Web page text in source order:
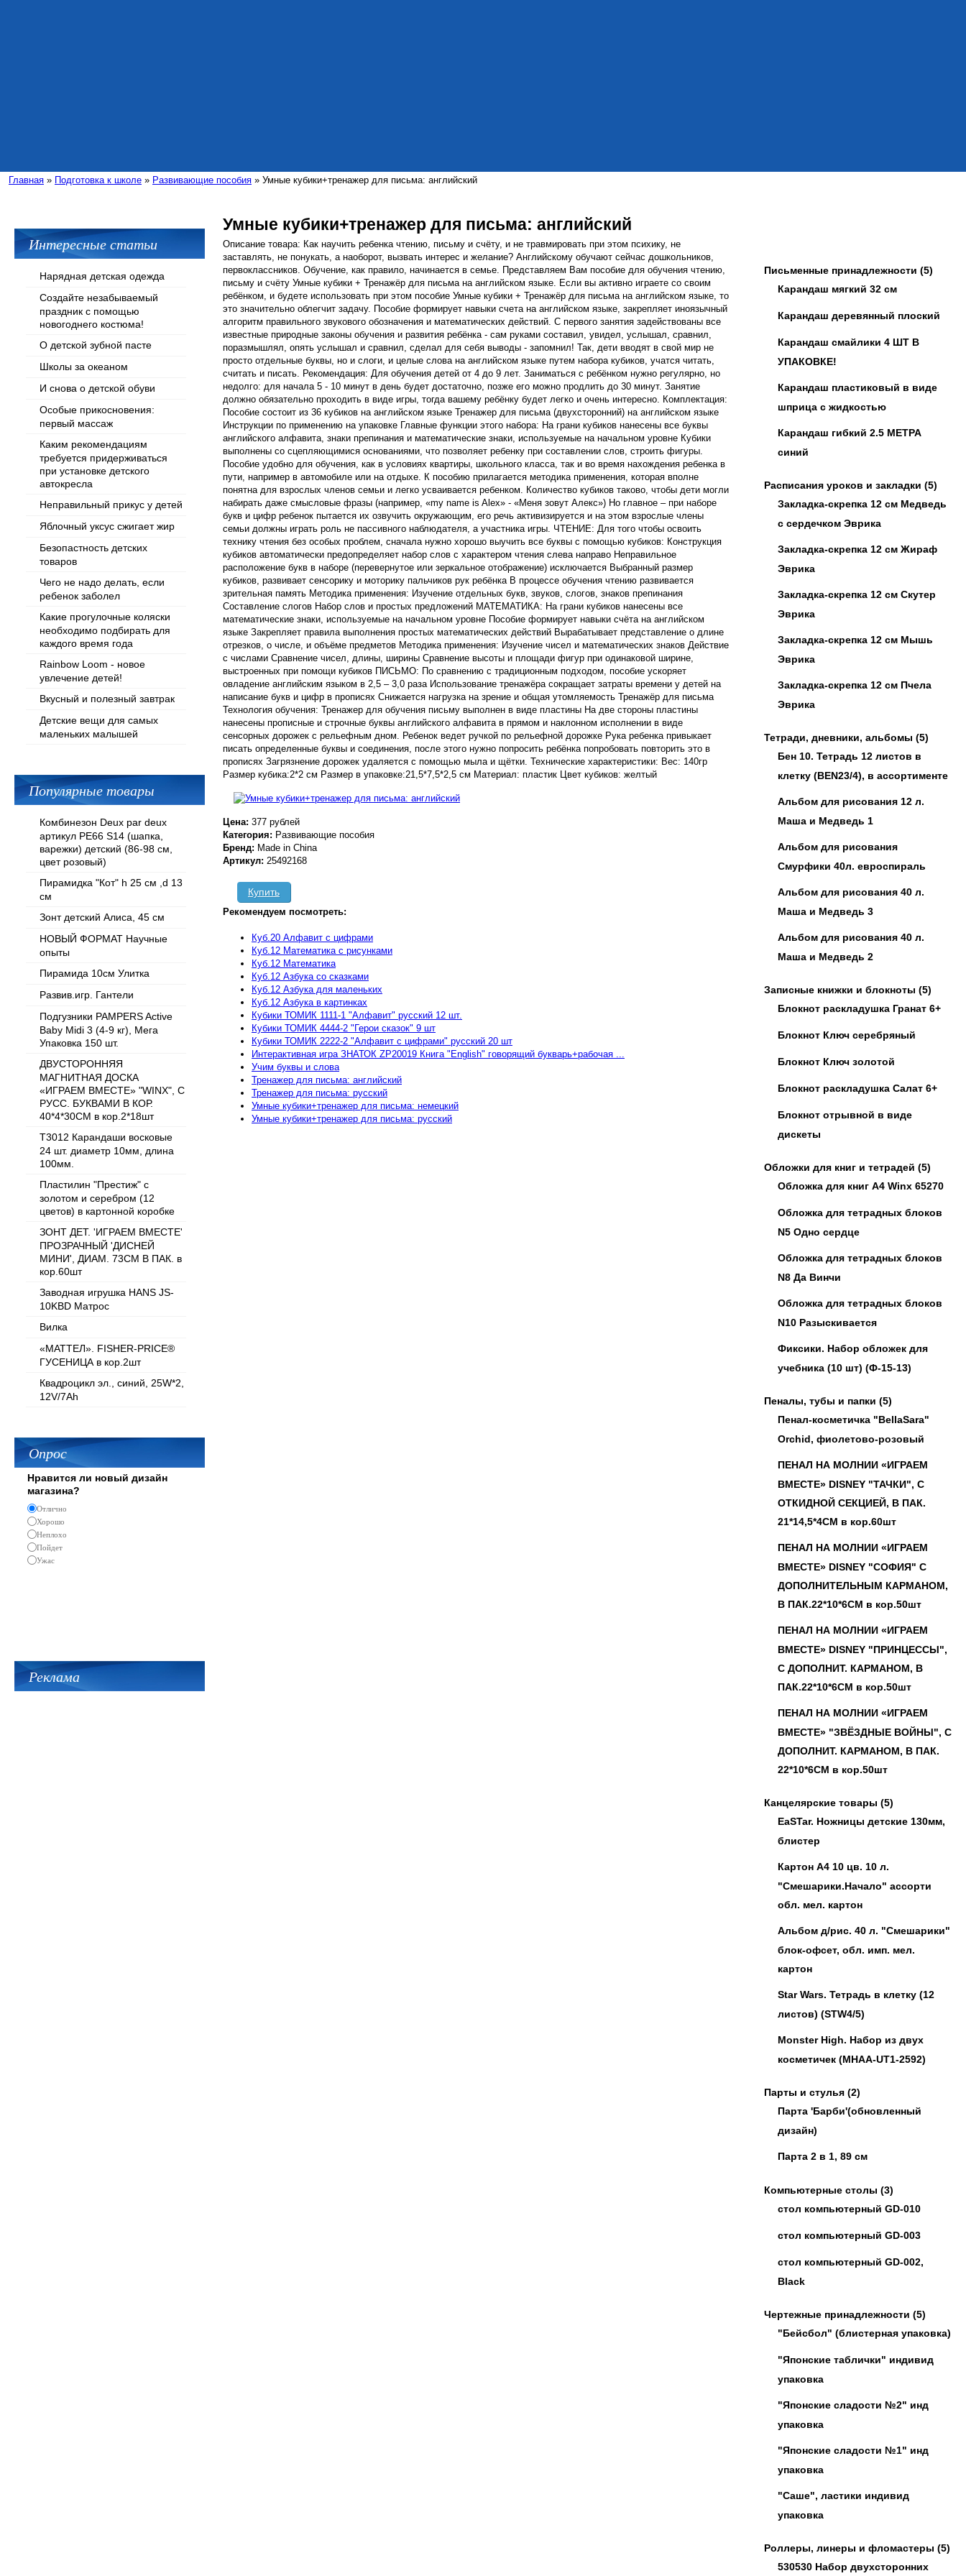
Главная » Подготовка к школе » Развивающие пособия » Умные кубики+тренажер для письма: английский
Письменные принадлежности (5)
Карандаш мягкий 32 см
Карандаш деревянный плоский
Карандаш смайлики 4 ШТ В
УПАКОВКЕ!
Карандаш пластиковый в виде
шприца с жидкостью
Карандаш гибкий 2.5 МЕТРА
синий
Расписания уроков и закладки (5)
Закладка-скрепка 12 см Медведь
с сердечком Эврика
Закладка-скрепка 12 см Жираф
Эврика
Закладка-скрепка 12 см Скутер
Эврика
Закладка-скрепка 12 см Мышь
Эврика
Закладка-скрепка 12 см Пчела
Эврика
Тетради, дневники, альбомы (5)
Бен 10. Тетрадь 12 листов в
клетку (BEN23/4), в ассортименте
Альбом для рисования 12 л.
Маша и Медведь 1
Альбом для рисования
Смурфики 40л. евроспираль
Альбом для рисования 40 л.
Маша и Медведь 3
Альбом для рисования 40 л.
Маша и Медведь 2
Записные книжки и блокноты (5)
Блокнот раскладушка Гранат 6+
Блокнот Ключ серебряный
Блокнот Ключ золотой
Блокнот раскладушка Салат 6+
Блокнот отрывной в виде
дискеты
Обложки для книг и тетрадей (5)
Обложка для книг А4 Winx 65270
Обложка для тетрадных блоков
N5 Одно сердце
Обложка для тетрадных блоков
N8 Да Винчи
Обложка для тетрадных блоков
N10 Разыскивается
Фиксики. Набор обложек для
учебника (10 шт) (Ф-15-13)
Пеналы, тубы и папки (5)
Пенал-косметичка "BellaSara"
Orchid, фиолетово-розовый
ПЕНАЛ НА МОЛНИИ «ИГРАЕМ
ВМЕСТЕ» DISNEY "ТАЧКИ", С
ОТКИДНОЙ СЕКЦИЕЙ, В ПАК.
21*14,5*4СМ в кор.60шт
ПЕНАЛ НА МОЛНИИ «ИГРАЕМ
ВМЕСТЕ» DISNEY "СОФИЯ" С
ДОПОЛНИТЕЛЬНЫМ КАРМАНОМ,
В ПАК.22*10*6СМ в кор.50шт
ПЕНАЛ НА МОЛНИИ «ИГРАЕМ
ВМЕСТЕ» DISNEY "ПРИНЦЕССЫ",
С ДОПОЛНИТ. КАРМАНОМ, В
ПАК.22*10*6СМ в кор.50шт
ПЕНАЛ НА МОЛНИИ «ИГРАЕМ
ВМЕСТЕ» "ЗВЁЗДНЫЕ ВОЙНЫ", С
ДОПОЛНИТ. КАРМАНОМ, В ПАК.
22*10*6СМ в кор.50шт
Канцелярские товары (5)
EaSTar. Ножницы детские 130мм,
блистер
Картон А4 10 цв. 10 л.
"Смешарики.Начало" ассорти
обл. мел. картон
Альбом д/рис. 40 л. "Смешарики"
блок-офсет, обл. имп. мел.
картон
Star Wars. Тетрадь в клетку (12
листов) (STW4/5)
Monster High. Набор из двух
косметичек (MHAA-UT1-2592)
Парты и стулья (2)
Парта 'Барби'(обновленный
дизайн)
Парта 2 в 1, 89 см
Компьютерные столы (3)
стол компьютерный GD-010
стол компьютерный GD-003
стол компьютерный GD-002,
Black
Чертежные принадлежности (5)
"Бейсбол" (блистерная упаковка)
"Японские таблички" индивид
упаковка
"Японские сладости №2" инд
упаковка
"Японские сладости №1" инд
упаковка
"Саше", ластики индивид
упаковка
Роллеры, линеры и фломастеры (5)
530530 Набор двухсторонних
Интересные статьи
Нарядная детская одежда
Создайте незабываемый
праздник с помощью
новогоднего костюма!
О детской зубной пасте
Школы за океаном
И снова о детской обуви
Особые прикосновения:
первый массаж
Каким рекомендациям
требуется придерживаться
при установке детского
автокресла
Неправильный прикус у детей
Яблочный уксус сжигает жир
Безопастность детских
товаров
Чего не надо делать, если
ребенок заболел
Какие прогулочные коляски
необходимо подбирать для
каждого время года
Rainbow Loom - новое
увлечение детей!
Вкусный и полезный завтрак
Детские вещи для самых
маленьких малышей
Популярные товары
Комбинезон Deux par deux
артикул PE66 S14 (шапка,
варежки) детский (86-98 см,
цвет розовый)
Пирамидка "Кот" h 25 см ,d 13
см
Зонт детский Алиса, 45 см
НОВЫЙ ФОРМАТ Научные
опыты
Пирамида 10см Улитка
Развив.игр. Гантели
Подгузники PAMPERS Active
Baby Midi 3 (4-9 кг), Мега
Упаковка 150 шт.
ДВУСТОРОННЯЯ
МАГНИТНАЯ ДОСКА
«ИГРАЕМ ВМЕСТЕ» "WINX", С
РУСС. БУКВАМИ В КОР.
40*4*30СМ в кор.2*18шт
T3012 Карандаши восковые
24 шт. диаметр 10мм, длина
100мм.
Пластилин "Престиж" с
золотом и серебром (12
цветов) в картонной коробке
ЗОНТ ДЕТ. 'ИГРАЕМ ВМЕСТЕ'
ПРОЗРАЧНЫЙ 'ДИСНЕЙ
МИНИ', ДИАМ. 73СМ В ПАК. в
кор.60шт
Заводная игрушка HANS JS-
10KBD Матрос
Вилка
«МАТТЕЛ». FISHER-PRICE®
ГУСЕНИЦА в кор.2шт
Квадроцикл эл., синий, 25W*2,
12V/7Ah
Опрос
Нравится ли новый дизайн
магазина?
Отлично
Хорошо
Неплохо
Пойдет
Ужас
Реклама
Умные кубики+тренажер для письма: английский
Описание товара: Как научить ребенка чтению, письму и счёту, и не травмировать при этом психику, не
заставлять, не понукать, а наоборот, вызвать интерес и желание? Английскому обучают сейчас дошкольников,
первоклассников. Обучение, как правило, начинается в семье. Представляем Вам пособие для обучения чтению,
письму и счёту Умные кубики + Тренажёр для письма на английском языке. Если вы активно играете со своим
ребёнком, и будете использовать при этом пособие Умные кубики + Тренажёр для письма на английском языке, то
это значительно облегчит задачу. Пособие формирует навыки счета на английском языке, закрепляет иноязычный
алгоритм правильного звукового обозначения и математических действий. С первого занятия задействованы все
известные природные законы обучения и развития ребёнка - сам руками составил, увидел, услышал, сравнил,
поразмышлял, опять услышал и сравнил, сделал для себя выводы - запомнил! Так, дети вводят в свой мир не
просто отдельные буквы, но и слоги, и целые слова на английском языке путем набора кубиков, учатся читать,
считать и писать. Рекомендация: Для обучения детей от 4 до 9 лет. Заниматься с ребёнком нужно регулярно, но
недолго: для начала 5 - 10 минут в день будет достаточно, позже его можно продлить до 30 минут. Занятие
должно обязательно проходить в виде игры, тогда вашему ребёнку будет легко и очень интересно. Комплектация:
Пособие состоит из 36 кубиков на английском языке Тренажер для письма (двухсторонний) на английском языке
Инструкции по применению на упаковке Главные функции этого набора: На грани кубиков нанесены все буквы
английского алфавита, знаки препинания и математические знаки, используемые на начальном уровне Кубики
выполнены со сцепляющимися основаниями, что позволяет ребенку при составлении слов, строить фигуры.
Пособие удобно для обучения, как в условиях квартиры, школьного класса, так и во время нахождения ребенка в
пути, например в автомобиле или на отдыхе. К пособию прилагается методика применения, которая вполне
понятна для взрослых членов семьи и легко усваивается ребенком. Количество кубиков таково, чтобы дети могли
набирать даже смысловые фразы (например, «my name is Alex» - «Меня зовут Алекс») Но главное – при наборе
букв и цифр ребенок пытается их озвучить окружающим, его речь активизируется и на этом взрослые члены
семьи должны играть роль не пассивного наблюдателя, а участника игры. ЧТЕНИЕ: Для того чтобы освоить
технику чтения без особых проблем, сначала нужно хорошо выучить все буквы с помощью кубиков: Конструкция
кубиков автоматически предопределяет набор слов с характером чтения слева направо Неправильное
расположение букв в наборе (перевернутое или зеркальное отображение) исключается Выбранный размер
кубиков, развивает сенсорику и моторику пальчиков рук ребёнка В процессе обучения чтению развивается
зрительная память Методика применения: Изучение отдельных букв, звуков, слогов, знаков препинания
Составление слогов Набор слов и простых предложений МАТЕМАТИКА: На грани кубиков нанесены все
математические знаки, используемые на начальном уровне Пособие формирует навыки счёта на английском
языке Закрепляет правила выполнения простых математических действий Вырабатывает представление о длине
отрезков, о числе, и объёме предметов Методика применения: Изучение чисел и математических знаков Действие
с числами Сравнение чисел, длины, ширины Сравнение высоты и площади фигур при одинаковой ширине,
выстроенных при помощи кубиков ПИСЬМО: По сравнению с традиционным подходом, пособие ускоряет
овладение английским языком в 2,5 – 3,0 раза Использование тренажёра сокращает затраты времени у детей на
написание букв и цифр в прописях Снижается нагрузка на зрение и общая утомляемость Тренажёр для письма
Технология обучения: Тренажер для обучения письму выполнен в виде пластины На две стороны пластины
нанесены прописные и строчные буквы английского алфавита в прямом и наклонном исполнении в виде
сенсорных дорожек с рельефным дном. Ребенок ведет ручкой по рельефной дорожке Рука ребенка привыкает
писать определенные буквы и соединения, после этого нужно попросить ребёнка попробовать повторить это в
прописях Загрязнение дорожек удаляется с помощью мыла и щётки. Технические характеристики: Вес: 140гр
Размер кубика:2*2 см Размер в упаковке:21,5*7,5*2,5 см Материал: пластик Цвет кубиков: желтый
Цена: 377 рублей
Категория: Развивающие пособия
Бренд: Made in China
Артикул: 25492168
Купить
Рекомендуем посмотреть:
Куб.20 Алфавит с цифрами
Куб.12 Математика с рисунками
Куб.12 Математика
Куб.12 Азбука со сказками
Куб.12 Азбука для маленьких
Куб.12 Азбука в картинках
Кубики ТОМИК 1111-1 "Алфавит" русский 12 шт.
Кубики ТОМИК 4444-2 "Герои сказок" 9 шт
Кубики ТОМИК 2222-2 "Алфавит с цифрами" русский 20 шт
Интерактивная игра ЗНАТОК ZP20019 Книга "English" говорящий букварь+рабочая ...
Учим буквы и слова
Тренажер для письма: английский
Тренажер для письма: русский
Умные кубики+тренажер для письма: немецкий
Умные кубики+тренажер для письма: русский